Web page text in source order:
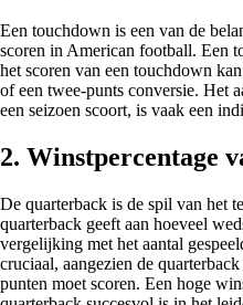
Een touchdown is een van de
scoren in American football. Een
het scoren van een touchdown
of een twee-punts conversie. Het
een seizoen scoort, is vaak een
2. Winstpercentage
De quarterback is de spil van het
quarterback geeft aan hoeveel
vergelijking met het aantal
cruciaal, aangezien de
punten moet scoren. Een hoge